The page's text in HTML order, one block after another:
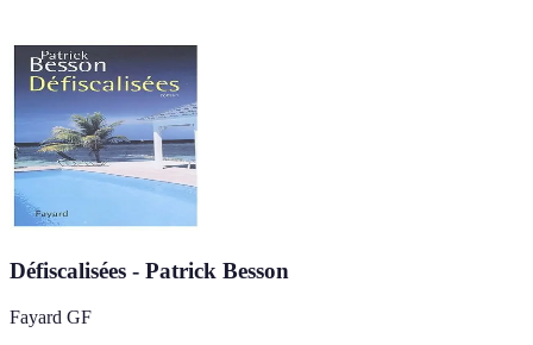
Défiscalisées - Patrick Besson
Fayard GF